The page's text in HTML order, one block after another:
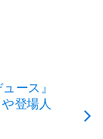
ース』
登場人